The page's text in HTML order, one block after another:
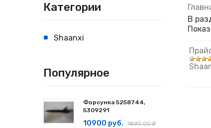
В
Категории
Shaanxi
Популярное
Форсунка 5258744,
5309291
10900 руб. 1890.00 ₽